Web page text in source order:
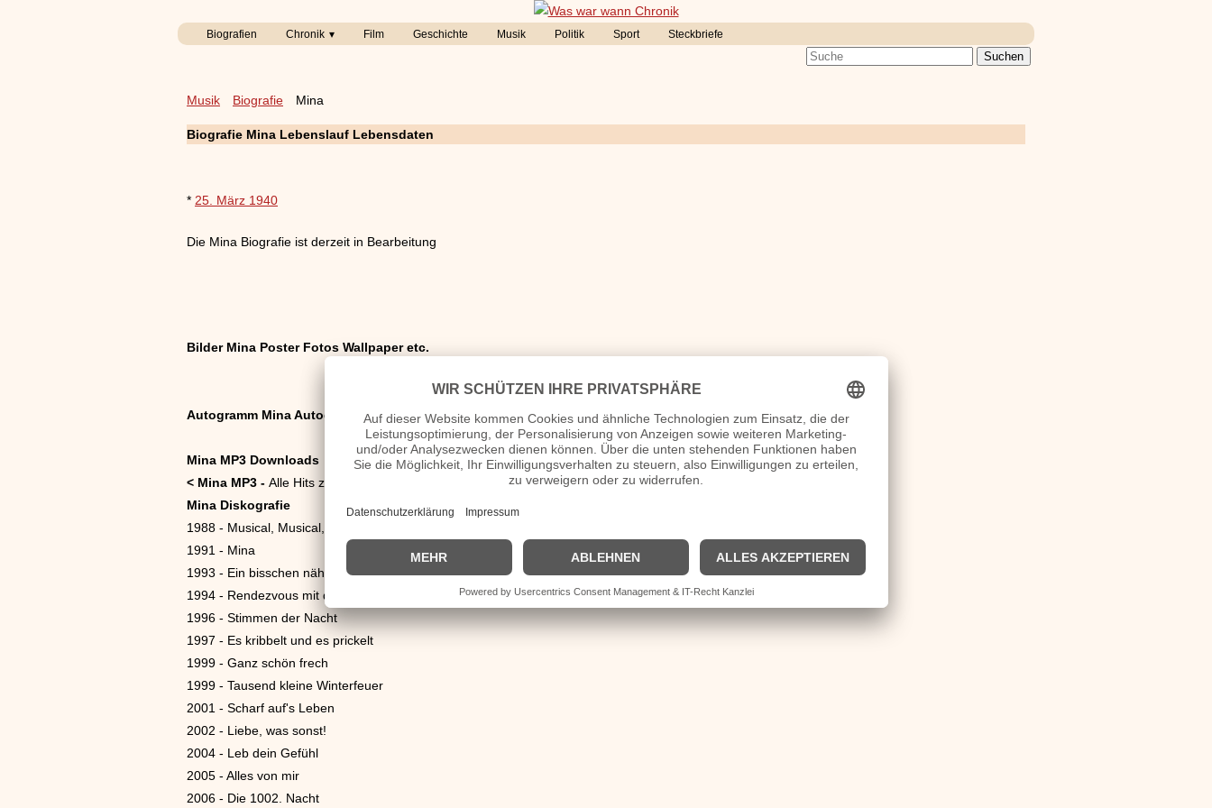
Biografien Chronik Film Geschichte Musik Politik Sport Steckbriefe
Musik Biografie Mina
Biografie Mina Lebenslauf Lebensdaten
* 25. März 1940
Die Mina Biografie ist derzeit in Bearbeitung
Bilder Mina Poster Fotos Wallpaper etc.
Autogramm Mina Autogrammadresse
Mina MP3 Downloads
< Mina MP3 - Alle Hits zum downloaden
Mina Diskografie
1988 - Musical, Musical, Musical
1991 - Mina
1993 - Ein bisschen näher zu dir
1994 - Rendezvous mit dem Feuer
1996 - Stimmen der Nacht
1997 - Es kribbelt und es prickelt
1999 - Ganz schön frech
1999 - Tausend kleine Winterfeuer
2001 - Scharf auf's Leben
2002 - Liebe, was sonst!
2004 - Leb dein Gefühl
2005 - Alles von mir
2006 - Die 1002. Nacht